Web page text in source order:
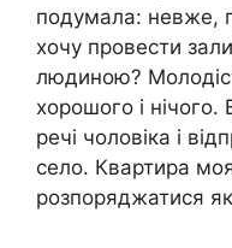
подумала: невже,
хочу провести
людиною?
хорошого і
речі чоловіка і
село. Квартира
розпоряджатися